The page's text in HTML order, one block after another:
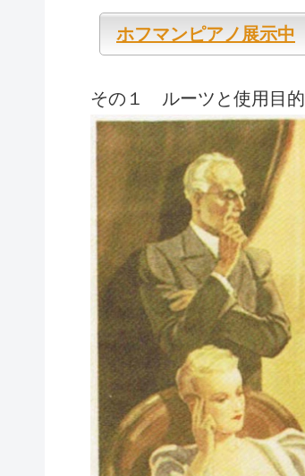
ホフマンピアノ展示中
その１ ルーツと使用目的